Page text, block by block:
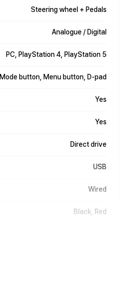
Steering wheel + Pedals
Analogue / Digital
PC, PlayStation 4, PlayStation 5
Mode button, Menu button, D-pad
Yes
Yes
Direct drive
USB
Wired
Black, Red